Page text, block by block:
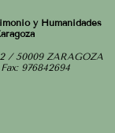
y Humanidades
/ 50009 ZARAGOZA
976842694